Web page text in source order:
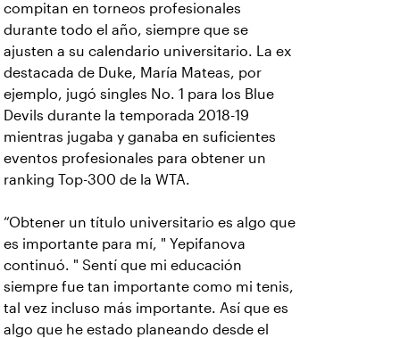
compitan en torneos profesionales
durante todo el año, siempre que se
ajusten a su calendario universitario. La ex
destacada de Duke, María Mateas, por
ejemplo, jugó singles No. 1 para los Blue
Devils durante la temporada 2018-19
mientras jugaba y ganaba en suficientes
eventos profesionales para obtener un
ranking Top-300 de la WTA.
“Obtener un título universitario es algo que
es importante para mí, " Yepifanova
continuó. " Sentí que mi educación
siempre fue tan importante como mi tenis,
tal vez incluso más importante. Así que es
algo que he estado planeando desde el